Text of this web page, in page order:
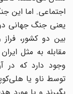
اجتماعی. اما این
یعنی جنگ جهانی
بین دو کشور،
مقابله به مثل
وجود دارد که در
توسط ناو یا